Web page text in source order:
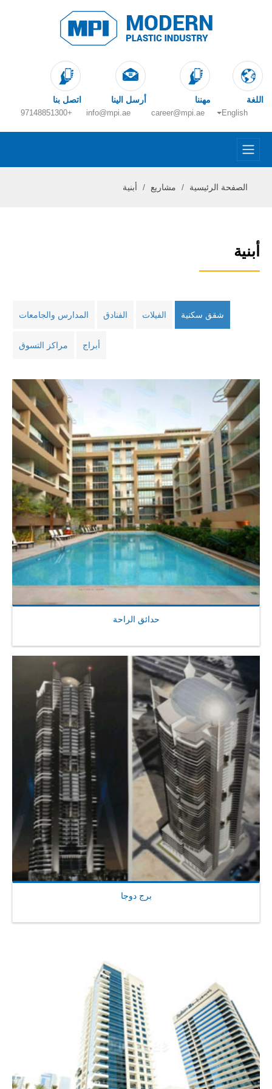
اللغة
English
مهننا
career@mpi.ae
أرسل الينا
info@mpi.ae
اتصل بنا
+97148851300
الصفحة الرئيسية مشاريع أبنية
أبنية
المدارس والجامعات الفنادق الفيلات شقق سكنية
مراكز التسوق أبراج
حدائق الراحة
برج دوجا